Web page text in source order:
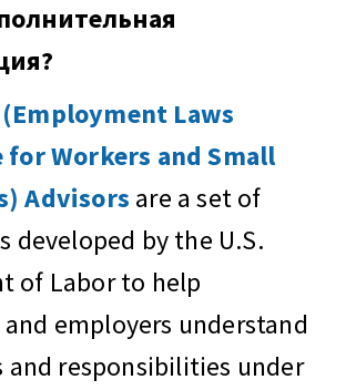
Laws
for Workers and Small
Advisors are a set of
developed by the U.S.
of Labor to help
employers understand
responsibilities under